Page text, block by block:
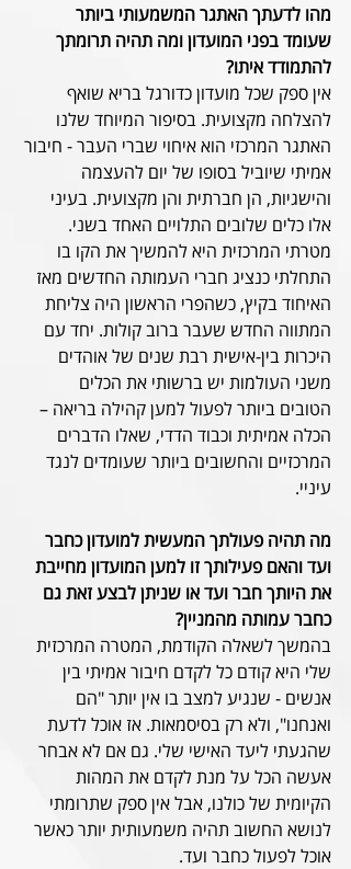
מהו לדעתך האתגר המשמעותי ביותר
שעומד בפני המועדון ומה תהיה תרומתך
להתמודד איתו?
אין ספק שכל מועדון כדורגל בריא שואף
להצלחה מקצועית. בסיפור המיוחד שלנו
האתגר המרכזי הוא איחוי שברי העבר - חיבור
אמיתי שיוביל בסופו של יום להעצמה
והישגיות, הן חברתית והן מקצועית. בעיני
אלו כלים שלובים התלויים האחד בשני.
מטרתי המרכזית היא להמשיך את הקו בו
התחלתי כנציג חברי העמותה החדשים מאז
האיחוד בקיץ, כשהפרי הראשון היה צליחת
המתווה החדש שעבר ברוב קולות. יחד עם
היכרות בין-אישית רבת שנים של אוהדים
משני העולמות יש ברשותי את הכלים
הטובים ביותר לפעול למען קהילה בריאה –
הכלה אמיתית וכבוד הדדי, שאלו הדברים
המרכזיים והחשובים ביותר שעומדים לנגד
עיניי.
מה תהיה פעולתך המעשית למועדון כחבר
ועד והאם פעילותך זו למען המועדון מחייבת
את היותך חבר ועד או שניתן לבצע זאת גם
כחבר עמותה מהמניין?
בהמשך לשאלה הקודמת, המטרה המרכזית
שלי היא קודם כל לקדם חיבור אמיתי בין
אנשים - שנגיע למצב בו אין יותר "הם
ואנחנו", ולא רק בסיסמאות. אז אוכל לדעת
שהגעתי ליעד האישי שלי. גם אם לא אבחר
אעשה הכל על מנת לקדם את המהות
הקיומית של כולנו, אבל אין ספק שתרומתי
לנושא החשוב תהיה משמעותית יותר כאשר
אוכל לפעול כחבר ועד.